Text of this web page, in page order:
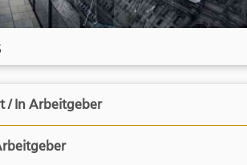
Ergotherapeut / In Arbeitgeber
Leitung Arbeitgeber